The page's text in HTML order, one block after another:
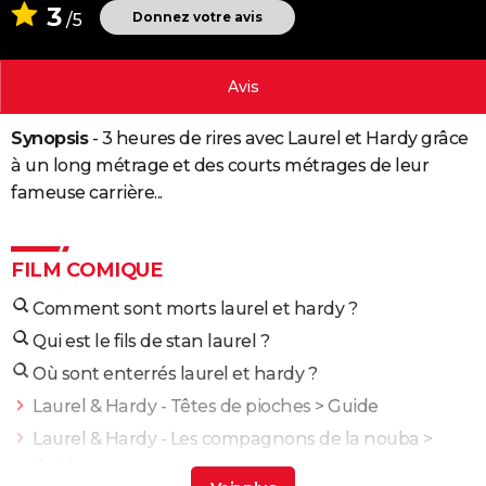
Destinations
City break
Voyage nature
Voyage de noces
Forum
Climat
+
PHOTO
BONS PLANS
CARTE DE VOEUX
Carte de Noël
Carte Bonne année
Carte Saint-Valentin
Carte Pâques
Carte d'anniversaire
DICTIONNAIRE
PROGRAMME TV
S'inscrire
Se connecter
Lycées
Collèges
Primaires
Universités
Entreprises
Service militaire
Avis de recherche
AVIS DE DÉCÈS
FORUM
Bricolage
Lifestyle
Culture
Sport
Auto
Television
Voyage
Cinema
3 /5 Donnez votre avis
Avis
Synopsis- 3 heures de rires avec Laurel et Hardy grâce
à un long métrage et des courts métrages de leur
fameuse carrière...
FILM COMIQUE
Comment sont morts laurel et hardy ?
Qui est le fils de stan laurel ?
Où sont enterrés laurel et hardy ?
Laurel & Hardy - Têtes de pioches > Guide
Laurel & Hardy - Les compagnons de la nouba >